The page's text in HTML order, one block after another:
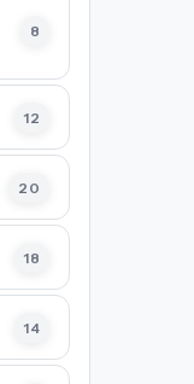
8
12
20
18
14